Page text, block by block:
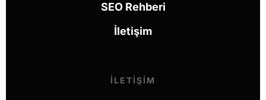
SEO Rehberi
İletişim
İLETIŞIM